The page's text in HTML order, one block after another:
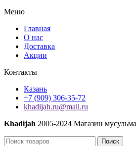
мазхабу,
татарском
языке
оптом
Меню
Главная
О нас
Доставка
Акции
Контакты
Казань
+7 (909) 306-35-72
khadijah.ru@mail.ru
Khadijah 2005-2024 Магазин
Поиск